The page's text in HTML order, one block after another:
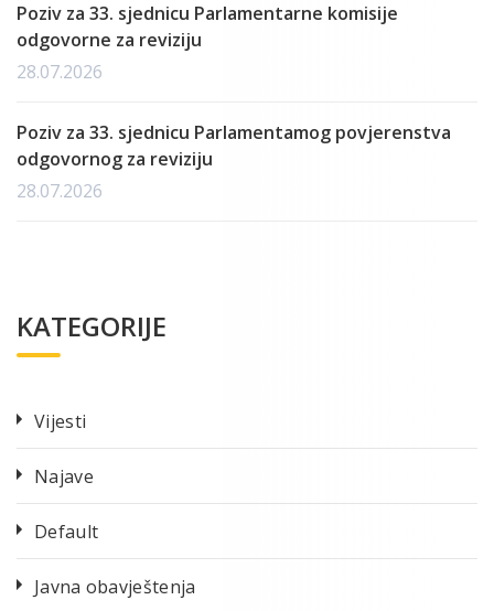
Poziv za 33. sjednicu Parlamentarne komisije
odgovorne za reviziju
28.07.2026
Poziv za 33. sjednicu Parlamentamog povjerenstva
odgovornog za reviziju
28.07.2026
KATEGORIJE
Vijesti
Najave
Default
Javna obavještenja